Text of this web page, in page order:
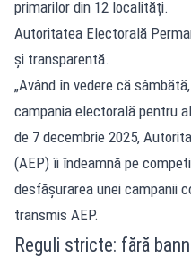
primarilor din 12 localități.
Autoritatea Electorală
și transparentă.
„Având în vedere că
campania electorală pentru
de 7 decembrie 2025,
(AEP) îi îndeamnă pe
desfăşurarea unei campanii
transmis AEP.
Reguli stricte: fără